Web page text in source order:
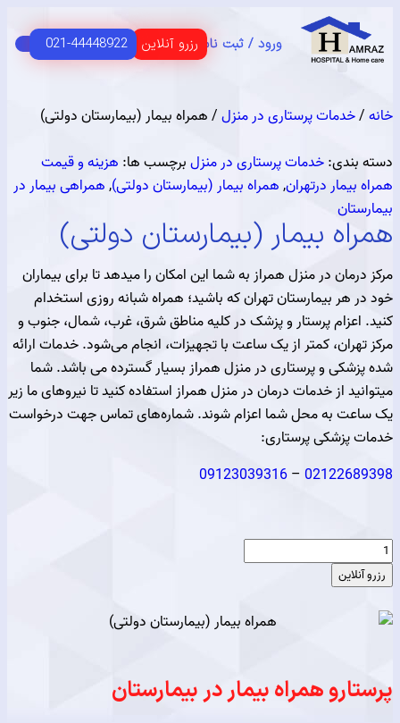
ورود / ثبت نام رزرو آنلاین 021-44448922
خدمات پرستاری در منزل/ همراه بیمار (بیمارستان دولتی)
خدمات پرستاری در منزل برچسب ها:هزینه و قیمت
درتهران,همراه بیمار (بیمارستان دولتی),همراهی بیمار در
بیمار (بیمارستان دولتی)
در منزل همراز به شما این امکان را میدهد تا برای بیماران
بیمارستان تهران که باشید؛ همراه شبانه روزی استخدام
پرستار و پزشک در کلیه مناطق شرق، غرب، شمال، جنوب و
کمتر از یک ساعت با تجهیزات، انجام می‌شود. خدمات ارائه
و پرستاری در منزل همراز بسیار گسترده می باشد. شما
از خدمات درمان در منزل همراز استفاده کنید تا نیروهای ما زیر
به محل شما اعزام شوند. شماره‌های تماس جهت درخواست
پرستاری:
–
09123039316
همراه بیمار در بیمارستان